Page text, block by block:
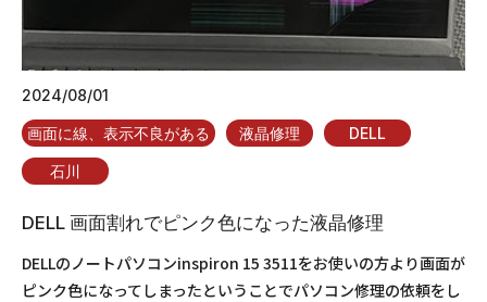
2024/08/01
画面に線、表示不良がある 液晶修理 DELL
石川
DELL 画面割れでピンク色になった液晶修理
DELLのノートパソコンinspiron 15 3511をお使いの方より画面が
ピンク色になってしまったということでパソコン修理の依頼をし